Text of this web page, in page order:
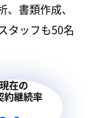
書類作成、
タッフも50名
現在の
約継続率